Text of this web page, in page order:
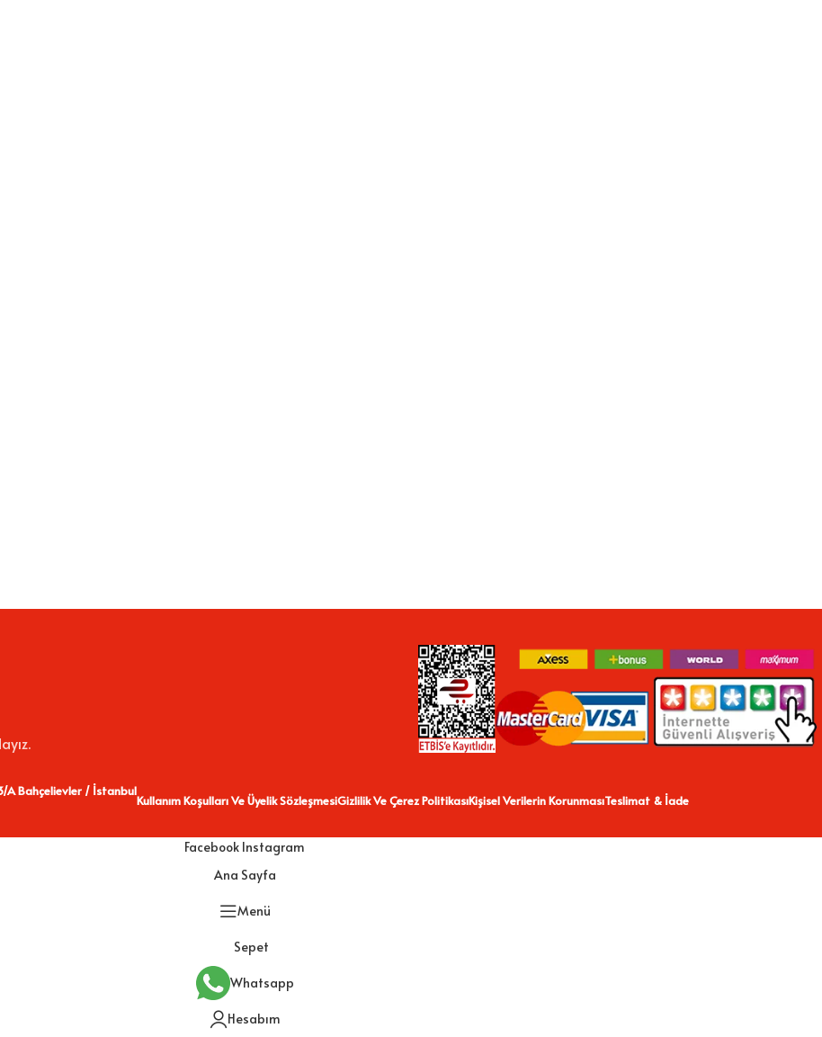
A Bahçelievler / İstanbul
Kullanım Koşulları Ve Üyelik SözleşmesiGizlilik Ve Çerez PolitikasıKişisel Verilerin KorunmasıTeslimat & İade
Facebook Instagram
Ana Sayfa
Menü
Sepet
Whatsapp
Hesabım